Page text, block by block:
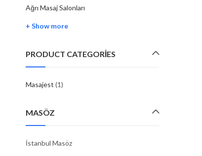
Bayburt, özellikle doğal güzellikleriyle ünlü bir şehir
Ancak şehirde büyük bir metropol gibi çok fazla
CONTINUE READING
Ağrı Masaj Salonları
+ Show more
PRODUCT CATEGORIES
Masajest (1)
MASÖZ
İstanbul Masöz